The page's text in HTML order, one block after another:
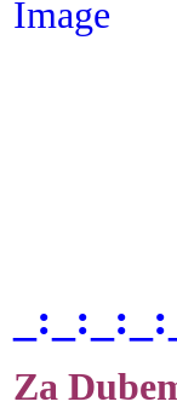
_:_:_:_:_
Za